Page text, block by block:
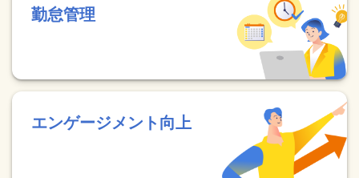
勤怠管理
エンゲージメント向上